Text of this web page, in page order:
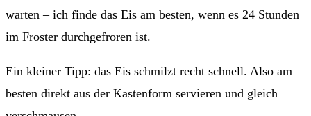
warten – ich finde das Eis am besten, wenn es 24 Stunden
im Froster durchgefroren ist.
Ein kleiner Tipp: das Eis schmilzt recht schnell. Also am
besten direkt aus der Kastenform servieren und gleich